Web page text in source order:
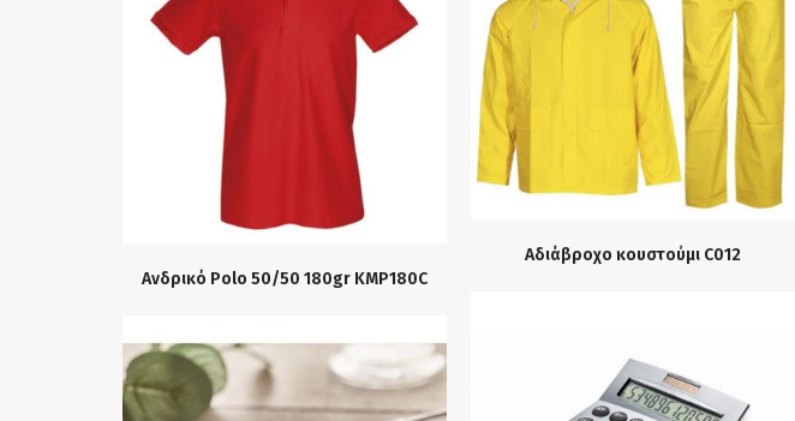
Αδιάβροχο κουστούμι C012
Ανδρικό Polo 50/50 180gr KMP180C